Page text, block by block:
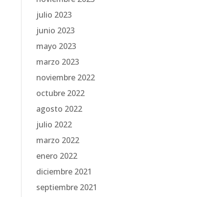
julio 2023
junio 2023
mayo 2023
marzo 2023
noviembre 2022
octubre 2022
agosto 2022
julio 2022
marzo 2022
enero 2022
diciembre 2021
septiembre 2021